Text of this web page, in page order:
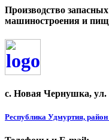
Производство
машиностроения и
с. Новая Чернушка, ул.
Республика Удмуртия,